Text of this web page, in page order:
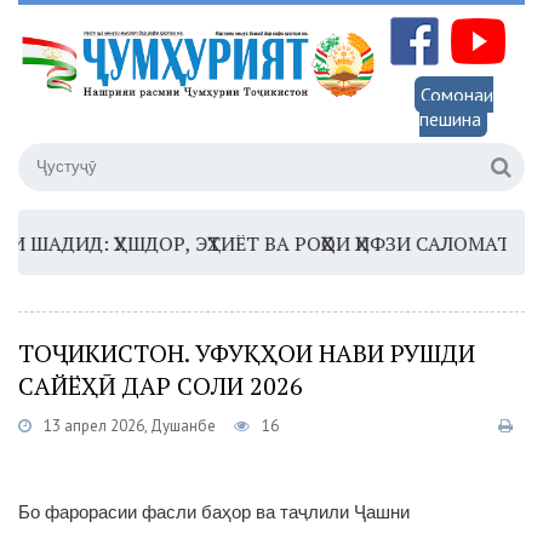
Сомонаи
пешина
ҲУШДОР, ЭҲТИЁТ ВА РОҲҲОИ ҲИФЗИ САЛОМАТӢ
ТОҶИКИСТОН. УФУҚҲОИ НАВИ РУШДИ
САЙЁҲӢ ДАР СОЛИ 2026
13 апрел 2026, Душанбе 16
Бо фарорасии фасли баҳор ва таҷлили Ҷашни